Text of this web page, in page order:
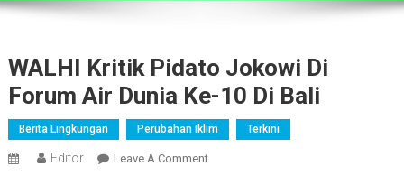
WALHI Kritik Pidato Jokowi Di
Forum Air Dunia Ke-10 Di Bali
Berita Lingkungan Perubahan Iklim Terkini
Editor Leave A CommentOn